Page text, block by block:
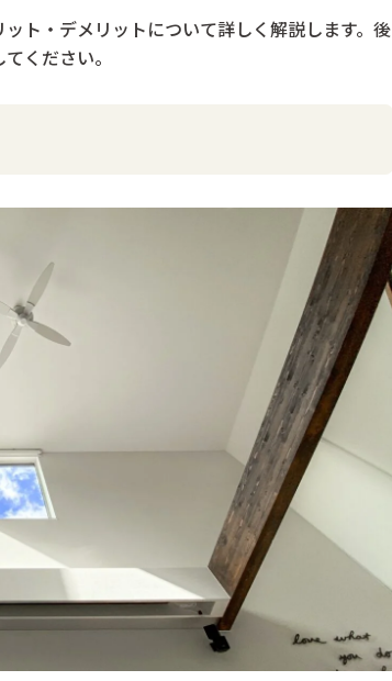
ト・デメリットについて詳しく解説します。後
ください。